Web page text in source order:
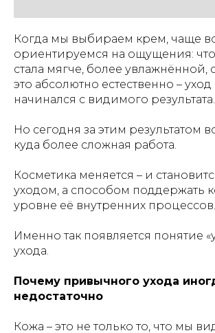
Когда мы выбираем крем, чаще
ориентируемся на ощущения:
стала мягче, более
это абсолютно естественно – уход
начинался с видимого результата.
Но сегодня за этим результатом
куда более сложная работа.
Косметика меняется – и
уходом, а способом поддержать
уровне её внутренних процессов.
Именно так появляется понятие
ухода.
Почему привычного ухода
недостаточно
Кожа – это не только то, что мы